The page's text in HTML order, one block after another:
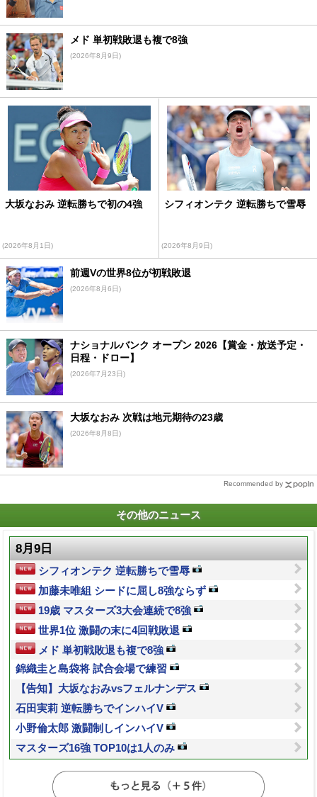
メド 単初戦敗退も複で8強
(2026年8月9日)
大坂なおみ 逆転勝ちで初の4強
(2026年8月1日)
シフィオンテク 逆転勝ちで雪辱
(2026年8月9日)
前週Vの世界8位が初戦敗退
(2026年8月6日)
ナショナルバンク オープン 2026【賞金・放送予定・
日程・ドロー】
(2026年7月23日)
大坂なおみ 次戦は地元期待の23歳
(2026年8月8日)
Recommended by
その他のニュース
8月9日
シフィオンテク 逆転勝ちで雪辱
加藤未唯組 シードに屈し8強ならず
19歳 マスターズ3大会連続で8強
世界1位 激闘の末に4回戦敗退
メド 単初戦敗退も複で8強
錦織圭と島袋将 試合会場で練習
【告知】大坂なおみvsフェルナンデス
石田実莉 逆転勝ちでインハイV
小野倫太郎 激闘制しインハイV
マスターズ16強 TOP10は1人のみ